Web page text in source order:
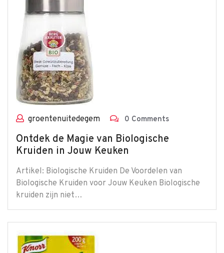
groentenuitedegem 0 Comments
Ontdek de Magie van Biologische
Kruiden in Jouw Keuken
Artikel: Biologische Kruiden De Voordelen van
Biologische Kruiden voor Jouw Keuken Biologische
kruiden zijn niet…